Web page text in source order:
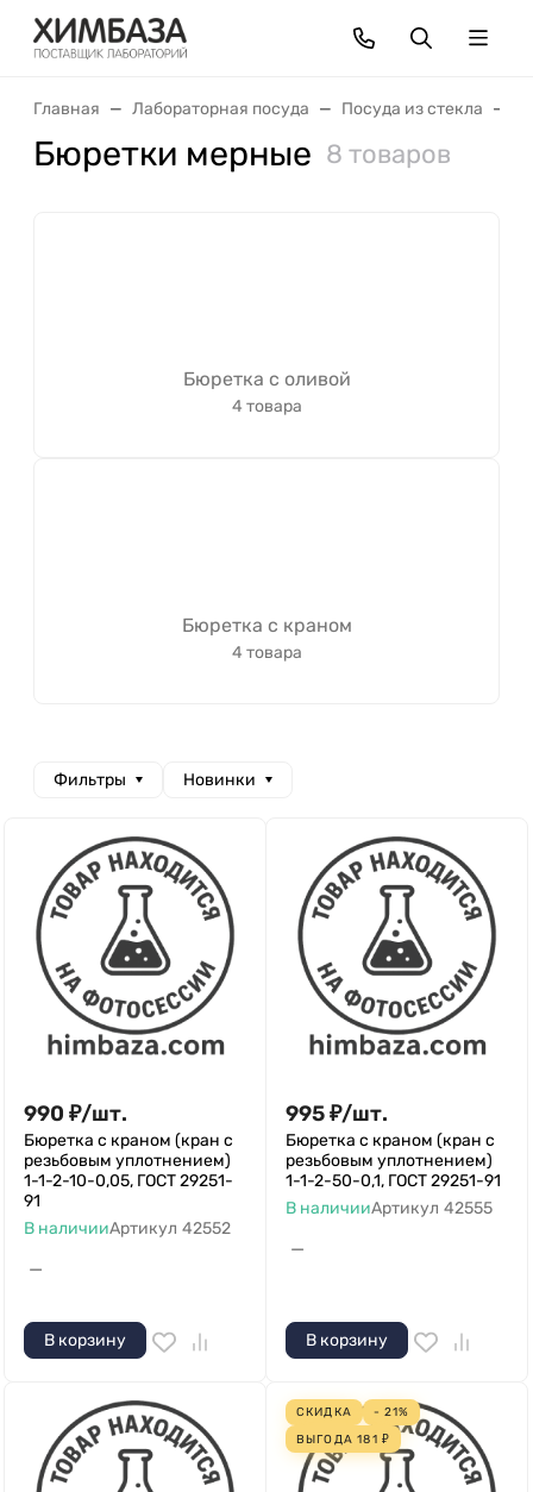
Главная Лабораторная посуда Посуда из стекла
Бюретки мерные 8 товаров
Бюретка с оливой
4 товара
Бюретка с краном
4 товара
Фильтры Новинки
990 ₽/шт.
Бюретка с краном (кран с
резьбовым уплотнением)
1-1-2-10-0,05, ГОСТ 29251-
91
В наличииАртикул 42552
—
В корзину
995₽/шт.
Бюретка с краном (кран с
резьбовым уплотнением)
1-1-2-50-0,1, ГОСТ 29251-91
В наличииАртикул 42555
—
В корзину
СКИДКА
- 21%
ВЫГОДА181 ₽